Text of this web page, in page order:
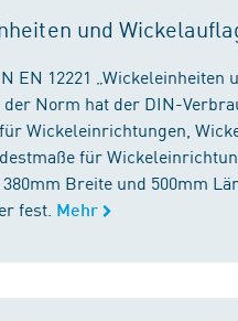
und
EN 12221 „Wickeleinheiten
Norm hat der DIN-
Wickeleinrichtungen,
für
Breite und 500mm
fest. Mehr